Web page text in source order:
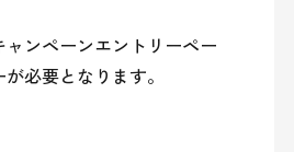
ンペーンエントリーペー
必要となります。